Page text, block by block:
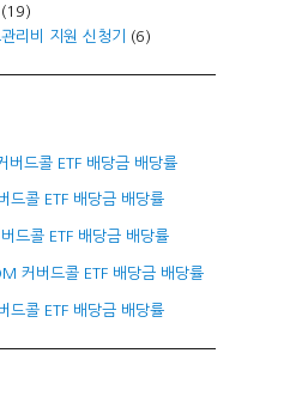
(19)
리비 지원 신청기
(6)
드콜 ETF 배당금 배당률
드콜 ETF 배당금 배당률
드콜 ETF 배당금 배당률
커버드콜 ETF 배당금 배당률
콜 ETF 배당금 배당률